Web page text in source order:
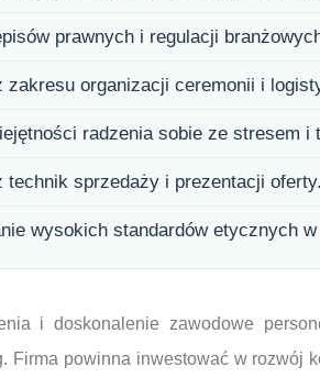
prawnych i regulacji
zakresu organizacji ceremonii i
radzenia sobie ze stresem i
technik sprzedaży i prezentacji
wysokich standardów etycznych
i doskonalenie zawodowe
Firma powinna inwestować w rozwój